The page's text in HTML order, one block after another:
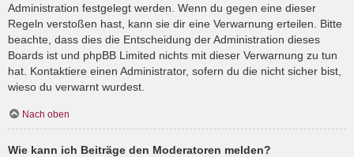
Administration festgelegt werden. Wenn du gegen eine dieser
Regeln verstoßen hast, kann sie dir eine Verwarnung erteilen. Bitte
beachte, dass dies die Entscheidung der Administration dieses
Boards ist und phpBB Limited nichts mit dieser Verwarnung zu tun
hat. Kontaktiere einen Administrator, sofern du die nicht sicher bist,
wieso du verwarnt wurdest.
Nach oben
Wie kann ich Beiträge den Moderatoren melden?